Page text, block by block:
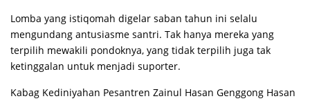
Lomba yang istiqomah digelar saban tahun ini selalu
mengundang antusiasme santri. Tak hanya mereka yang
terpilih mewakili pondoknya, yang tidak terpilih juga tak
ketinggalan untuk menjadi suporter.
Kabag Kediniyahan Pesantren Zainul Hasan Genggong Hasan